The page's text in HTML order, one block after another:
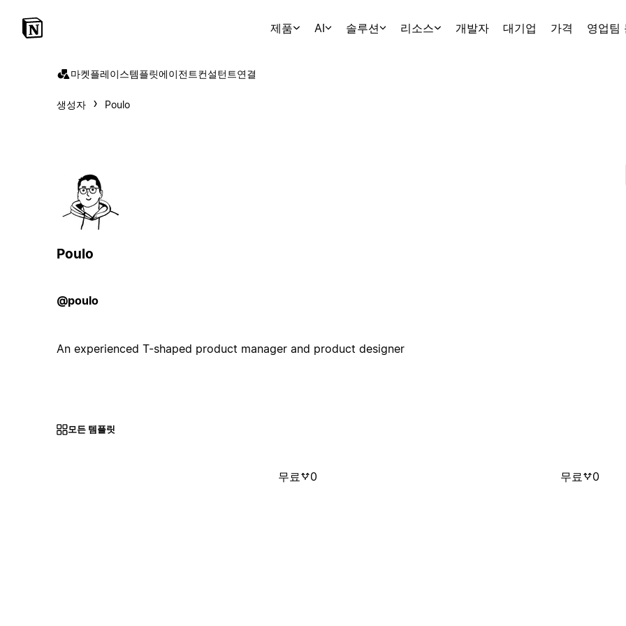
제품 AI 솔루션 리소스 개발자 대기업 가격 영업팀
마켓플레이스템플릿에이전트컨설턴트연결
생성자 Poulo
Poulo
@poulo
An experienced T-shaped product manager and product designer
모든 템플릿
무료 0 무료 0